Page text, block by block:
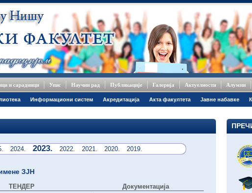
и сарадници Упис Научни рад Публикације Галерија Актуелности Алумни
Информациони систем Акредитација Акта факултета Јавне набавке
2024. 2023. 2022. 2021. 2020. 2019.
ЗЈН
ТЕНДЕР
Документација